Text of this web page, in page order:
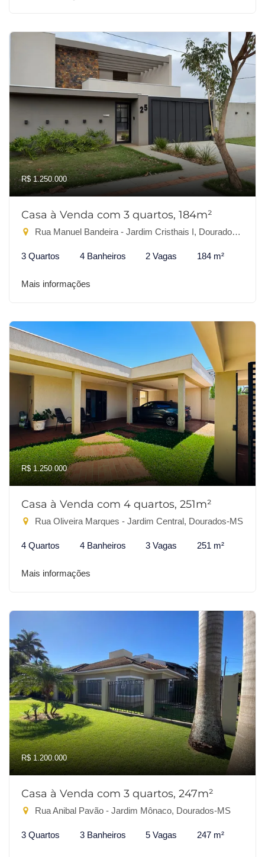
R$ 1.250.000
Casa à Venda com 3 quartos, 184m²
Rua Manuel Bandeira - Jardim Cristhais I, Dourados-MS
3 Quartos 4 Banheiros 2 Vagas 184 m²
Mais informações
R$ 1.250.000
Casa à Venda com 4 quartos, 251m²
Rua Oliveira Marques - Jardim Central, Dourados-MS
4 Quartos 4 Banheiros 3 Vagas 251 m²
Mais informações
R$ 1.200.000
Casa à Venda com 3 quartos, 247m²
Rua Anibal Pavão - Jardim Mônaco, Dourados-MS
3 Quartos 3 Banheiros 5 Vagas 247 m²